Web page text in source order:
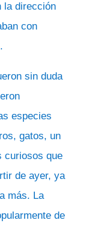
la dirección
con
sin duda
especies
gatos, un
curiosos que
de ayer, ya
más. La
de